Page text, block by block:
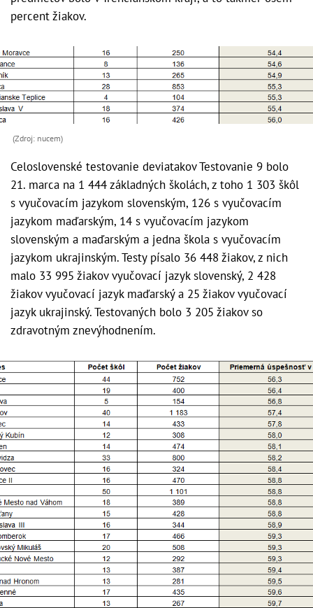
percent žiakov.
(Zdroj: nucem)
Celoslovenské testovanie deviatakov Testovanie 9 bolo
21. marca na 1 444 základných školách, z toho 1 303 škôl
s vyučovacím jazykom slovenským, 126 s vyučovacím
jazykom maďarským, 14 s vyučovacím jazykom
slovenským a maďarským a jedna škola s vyučovacím
jazykom ukrajinským. Testy písalo 36 448 žiakov, z nich
malo 33 995 žiakov vyučovací jazyk slovenský, 2 428
žiakov vyučovací jazyk maďarský a 25 žiakov vyučovací
jazyk ukrajinský. Testovaných bolo 3 205 žiakov so
zdravotným znevýhodnením.